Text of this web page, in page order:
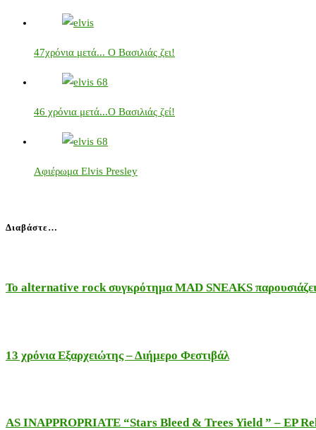
47χρόνια μετά... Ο Βασιλιάς ζει!
46 χρόνια μετά...Ο Βασιλιάς ζεί!
Αφιέρωμα Elvis Presley
Διαβάστε…
Το alternative rock συγκρότημα MAD SNEAKS
13 χρόνια Εξαρχειώτης – Διήμερο Φεστιβάλ
AS INAPPROPRIATE “Stars Bleed & Trees Yield ” – EP